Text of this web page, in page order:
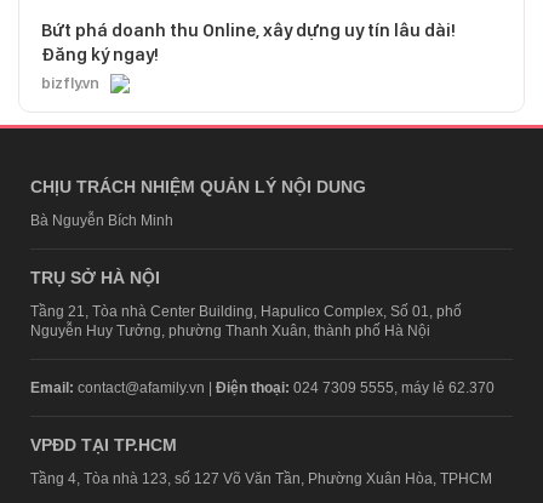
Bứt phá doanh thu Online, xây dựng uy tín lâu dài!
Đăng ký ngay!
bizfly.vn
CHỊU TRÁCH NHIỆM QUẢN LÝ NỘI DUNG
Bà Nguyễn Bích Minh
TRỤ SỞ HÀ NỘI
Tầng 21, Tòa nhà Center Building, Hapulico Complex, Số 01, phố
Nguyễn Huy Tưởng, phường Thanh Xuân, thành phố Hà Nội
Email: contact@afamily.vn | Điện thoại: 024 7309 5555, máy lẻ 62.370
VPĐD TẠI TP.HCM
Tầng 4, Tòa nhà 123, số 127 Võ Văn Tần, Phường Xuân Hòa, TPHCM